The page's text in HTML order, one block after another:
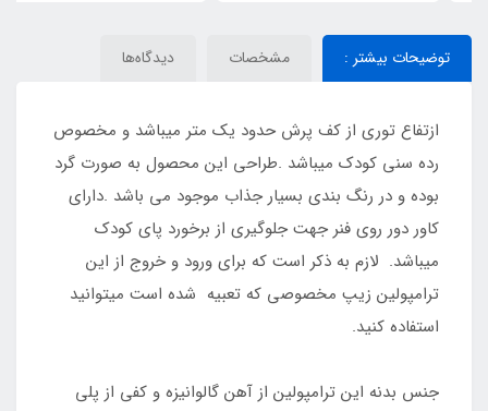
توضیحات بیشتر : مشخصات دیدگاه‌ها
ازتفاع توری از کف پرش حدود یک متر میباشد و مخصوص
رده سنی کودک میباشد .طراحی این محصول به صورت گرد
بوده و در رنگ بندی بسیار جذاب موجود می باشد .دارای
کاور دور روی فنر جهت جلوگیری از برخورد پای کودک
میباشد. لازم به ذکر است که برای ورود و خروج از این
ترامپولین زیپ مخصوصی که تعبیه شده است میتوانید
استفاده کنید.
جنس بدنه این ترامپولین از آهن گالوانیزه و کفی از پلی